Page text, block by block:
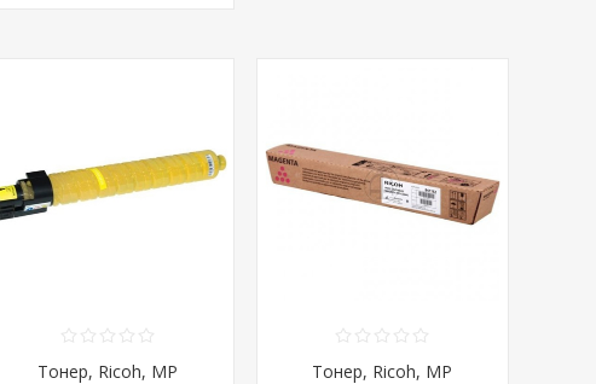
Тонер, Ricoh, MP
Тонер, Ricoh, MP